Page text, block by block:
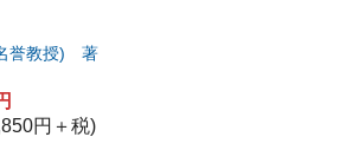
誉教授) 著
円＋税)